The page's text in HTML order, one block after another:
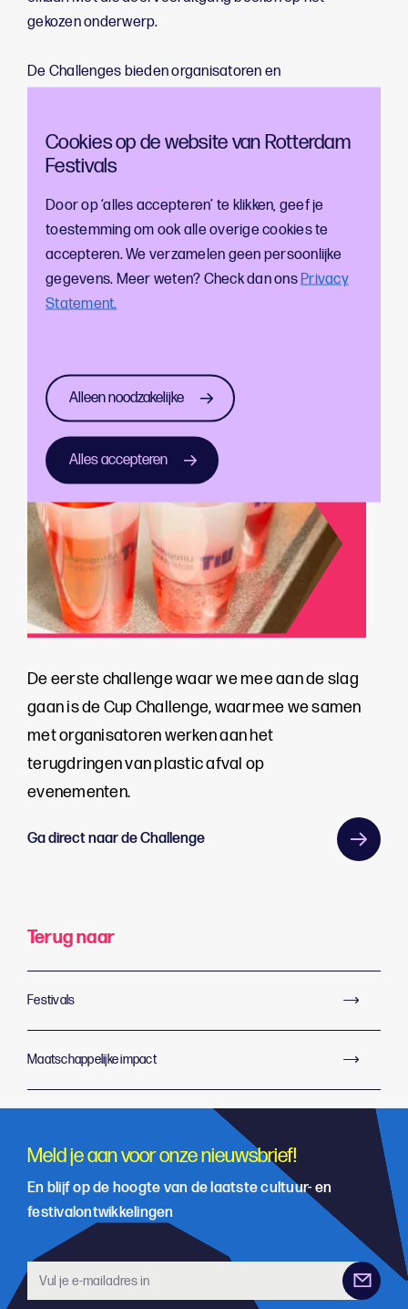
Cookies op de website van Rotterdam
Festivals
Door op ‘alles accepteren’ te klikken, geef je
toestemming om ook alle overige cookies te
accepteren. We verzamelen geen persoonlijke
gegevens. Meer weten? Check dan ons Privacy
Statement.
Alleen noodzakelijke
Alles accepteren
gekozen onderwerp.
De Challenges bieden organisatoren en
nodig. En het belangrijkste: de mogelijkheid om met
elkaar en bij elkaar kennis op te kunnen doen en
gezamenlijk een doel te bereiken. Tijdens de Challenge
worden de voorbeelden en oplossingen zichtbaar voor
De eerste challenge waar we mee aan de slag
gaan is de Cup Challenge, waarmee we samen
met organisatoren werken aan het
terugdringen van plastic afval op
evenementen.
Ga direct naar de Challenge
Terug naar
Festivals
Maatschappelijke impact
Meld je aan voor onze nieuwsbrief!
En blijf op de hoogte van de laatste cultuur- en
festivalontwikkelingen